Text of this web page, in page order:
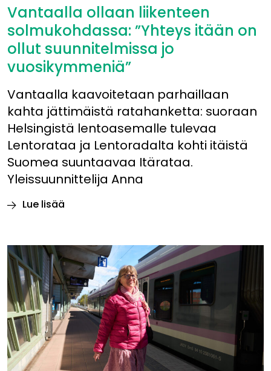
Vantaalla ollaan liikenteen
solmukohdassa: ”Yhteys itään on
ollut suunnitelmissa jo
vuosikymmeniä”
Vantaalla kaavoitetaan parhaillaan
kahta jättimäistä ratahanketta: suoraan
Helsingistä lentoasemalle tulevaa
Lentorataa ja Lentoradalta kohti itäistä
Suomea suuntaavaa Itärataa.
Yleissuunnittelija Anna
Lue lisää
liikenteen
solmukohdassa:
”Yhteys
itään
on
ollut
suunnitelmissa
jo
vuosikymmeniä”